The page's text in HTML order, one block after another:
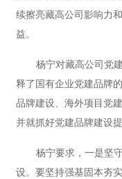
续擦亮藏高公司影响力
益。
杨宁对藏高公司党
释了国有企业党建品牌
品牌建设、海外项目党
并就抓好党建品牌建设
杨宁要求，一是坚
设。要坚持强基固本夯